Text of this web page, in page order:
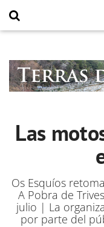
Las
Os Esquíos
A Pobra de
julio | La
por parte del